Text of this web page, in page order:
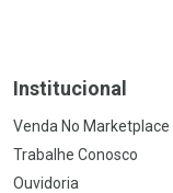
Institucional
Venda No Marketplace
Trabalhe Conosco
Ouvidoria